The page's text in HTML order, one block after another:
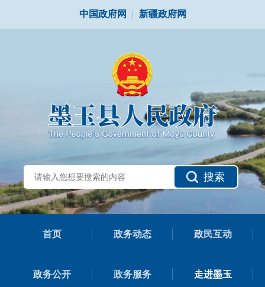
中国政府网 | 新疆政府网
搜索
首页 政务动态 政民互动
政务公开 政务服务 走进墨玉